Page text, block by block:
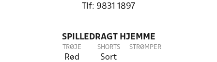
Tlf: 9831 1897
SPILLEDRAGT HJEMME
TRØJE
Rød
SHORTS
Sort
STRØMPER